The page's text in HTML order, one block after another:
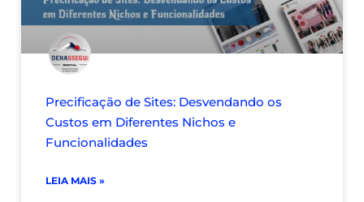
Precificação de Sites: Desvendando os
Custos em Diferentes Nichos e
Funcionalidades
LEIA MAIS »